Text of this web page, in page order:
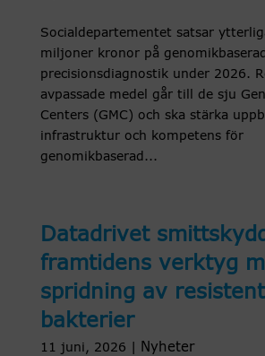
Socialdepartementet satsar
miljoner kronor på genomikbaserad
precisionsdiagnostik under 2026.
avpassade medel går till de sju
Centers (GMC) och ska stärka
infrastruktur och kompetens för
genomikbaserad...
Datadrivet
framtidens verktyg
spridning av
bakterier
11 juni, 2026 Nyheter